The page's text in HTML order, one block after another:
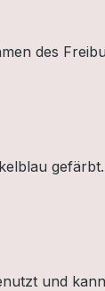
des
und